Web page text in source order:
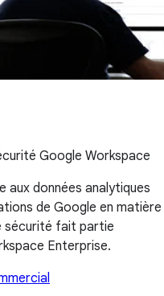
Google Workspace
données analytiques
de Google en matière
sécurité fait partie
Enterprise.